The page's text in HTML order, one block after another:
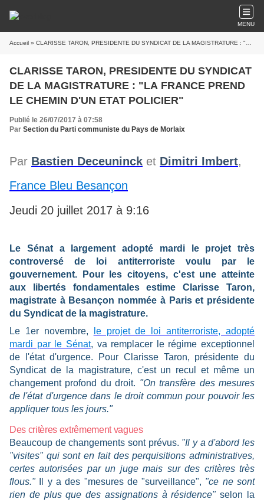
MENU
Accueil » CLARISSE TARON, PRESIDENTE DU SYNDICAT DE LA MAGISTRATURE : "LA FRANCE PREND LE CHEMIN D'UN ETAT POLICIER"
CLARISSE TARON, PRESIDENTE DU SYNDICAT
DE LA MAGISTRATURE : "LA FRANCE PREND
LE CHEMIN D'UN ETAT POLICIER"
Publié le 26/07/2017 à 07:58
Par Section du Parti communiste du Pays de Morlaix
Par Bastien Deceuninck et Dimitri Imbert,
France Bleu Besançon
Jeudi 20 juillet 2017 à 9:16
Le Sénat a largement adopté mardi le projet très
controversé de loi antiterroriste voulu par le
gouvernement. Pour les citoyens, c'est une atteinte
aux libertés fondamentales estime Clarisse Taron,
magistrate à Besançon nommée à Paris et présidente
du Syndicat de la magistrature.
Le 1er novembre,
le projet de loi antiterroriste, adopté
mardi par le Sénat, va remplacer le régime exceptionnel
de l'état d'urgence. Pour Clarisse Taron, présidente du
Syndicat de la magistrature, c'est un recul et même un
changement profond du droit. "On transfère des mesures
de l'état d'urgence dans le droit commun pour pouvoir les
appliquer tous les jours."
Des critères extrêmement vagues
Beaucoup de changements sont prévus. "Il y a d'abord les
"visites" qui sont en fait des perquisitions administratives,
certes autorisées par un juge mais sur des critères très
flous."Il y a des "mesures de "surveillance", "ce ne sont
rien de plus que des assignations à résidence"selon la